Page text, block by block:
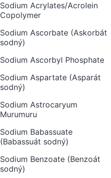
Sodium Acrylates/Acrolein
Copolymer
Sodium Ascorbate (Askorbát
sodný)
Sodium Ascorbyl Phosphate
Sodium Aspartate (Asparát
sodný)
Sodium Astrocaryum
Murumuru
Sodium Babassuate
(Babassuát sodný)
Sodium Benzoate (Benzoát
sodný)